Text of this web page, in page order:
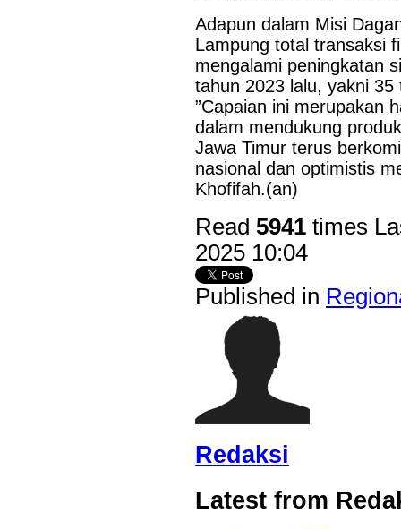
Perkuat Sinergi Antar BPD, Bank Jatim dan
Layanan Jasa Remitansi Kemitraan
Tbk (Bank Jatim) terus memperkuat transformasi digital dan
efisien, dan berdaya saing. Salah...
Adapun dalam Misi
Lampung total transaksi
mengalami peningkatan
tahun 2023 lalu, yakni
”Capaian ini merupakan
dalam mendukung
Jawa Timur terus
nasional dan optimistis
Khofifah.(an)
Read 5941 times
2025 10:04
Published in
Redaksi
Latest from